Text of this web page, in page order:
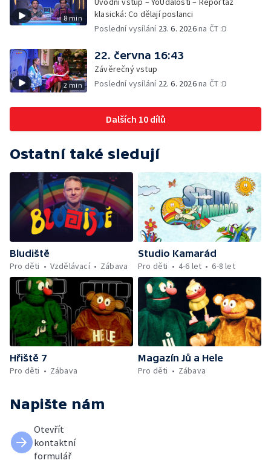
8 min
klasická: Co dělají poslanci
Poslední vysílání 23. 6. 2026na ČT :D
2 min
22. června 16:43
Závěrečný vstup
Poslední vysílání 22. 6. 2026na ČT :D
Dalších 10 dílů
Ostatní také sledují
Bludiště
Pro děti
Vzdělávací Zábava
Studio Kamarád
Pro děti
4-6 let 6-8 let
Hřiště 7
Pro děti
Zábava
Magazín Jů a Hele
Pro děti
Zábava
Napište nám
Otevřít
kontaktní
formulář